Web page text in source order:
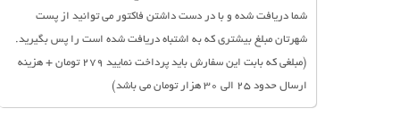
شما دریافت شده و با در دست داشتن فاکتور می توانید از پست
شهرتان مبلغ بیشتری که به اشتباه دریافت شده است را پس بگیرید.
(مبلغی که بابت این سفارش باید پرداخت نمایید 279 تومان + هزینه
ارسال حدود 25 الی 30 هزار تومان می باشد)